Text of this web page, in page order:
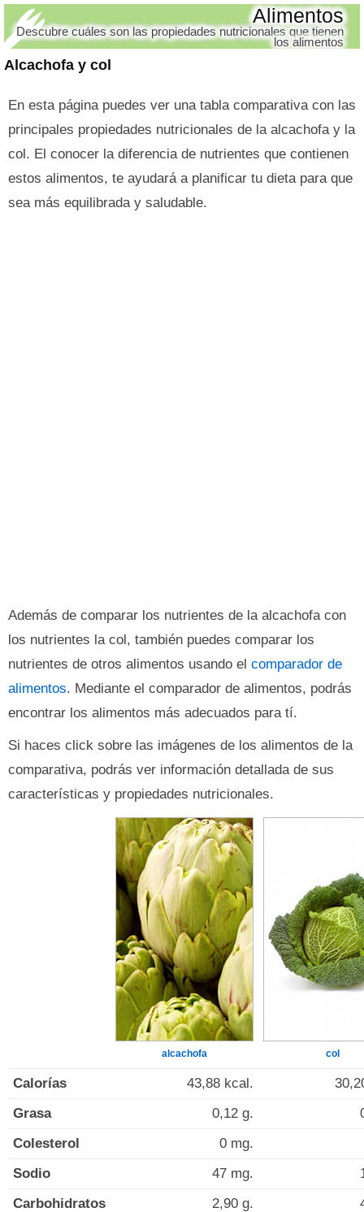
Alcachofa y col
Alimentos
Descubre cuáles son las propiedades nutricionales que tienen
los alimentos
En esta página puedes ver una tabla comparativa con las
principales propiedades nutricionales de la alcachofa y la
col. El conocer la diferencia de nutrientes que contienen
estos alimentos, te ayudará a planificar tu dieta para que
sea más equilibrada y saludable.
Además de comparar los nutrientes de la alcachofa con
los nutrientes la col, también puedes comparar los
nutrientes de otros alimentos usando el comparador de
alimentos. Mediante el comparador de alimentos, podrás
encontrar los alimentos más adecuados para tí.
Si haces click sobre las imágenes de los alimentos de la
comparativa, podrás ver información detallada de sus
características y propiedades nutricionales.
alcachofa col
Calorías 43,88 kcal.
Grasa
0,12 g.
Colesterol
0 mg.
Sodio
47 mg.
Carbohidratos
2,90 g.